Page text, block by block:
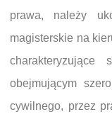
prawa, należy
magisterskie na
charakteryzujące
obejmującym
cywilnego, przez